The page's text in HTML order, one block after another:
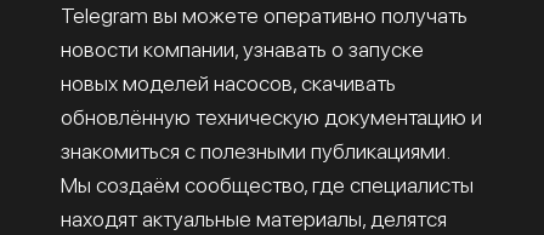
Telegram вы можете оперативно получать
новости компании, узнавать о запуске
новых моделей насосов, скачивать
обновлённую техническую документацию и
знакомиться с полезными публикациями.
Мы создаём сообщество, где специалисты
находят актуальные материалы, делятся